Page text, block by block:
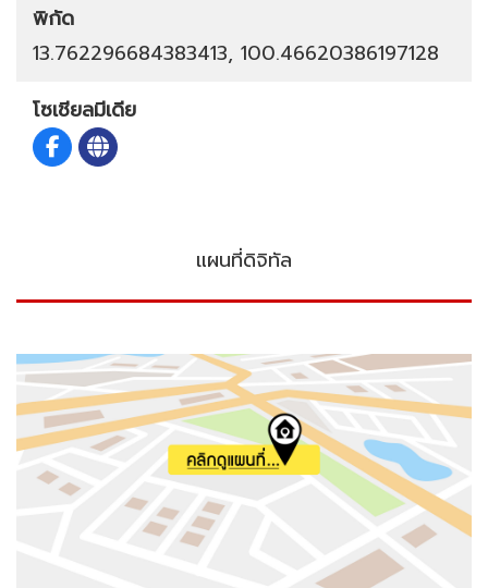
พิกัด
13.762296684383413, 100.46620386197128
โซเชียลมีเดีย
แผนที่ดิจิทัล